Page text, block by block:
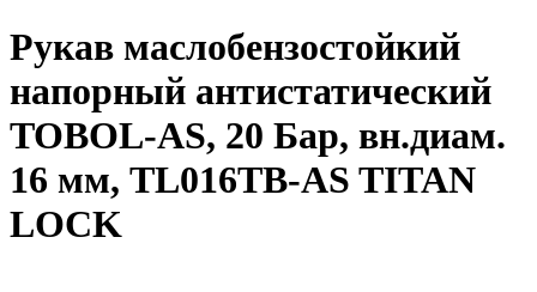
Рукав маслобензостойкий
напорный антистатический
TOBOL-AS, 20 Бар, вн.диам.
16 мм, TL016TB-AS TITAN
LOCK